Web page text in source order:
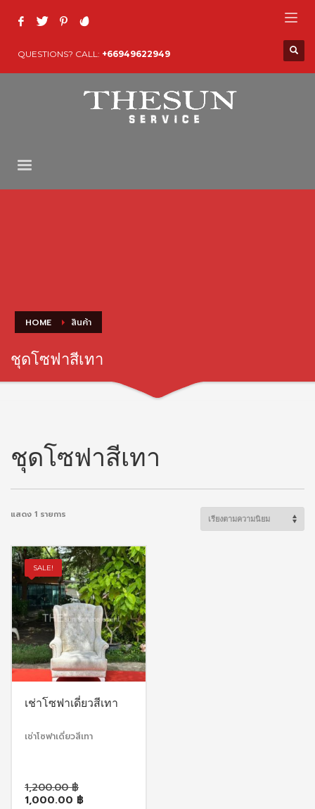
QUESTIONS? CALL: +66949622949
HOME สินค้า
ชุดโซฟาสีเทา
ชุดโซฟาสีเทา
แสดง 1 รายการ
SALE!
เช่าโซฟาเดี่ยวสีเทา
เช่าโซฟาเดี่ยวสีเทา
1,200.00฿
1,000.00 ฿Current